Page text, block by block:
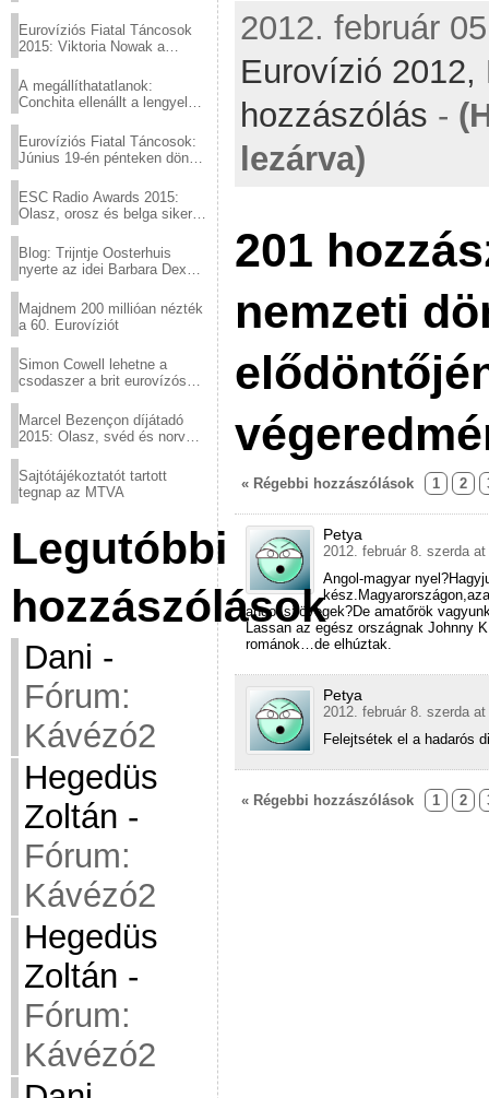
Eurovíziós Fiatal Táncosok
2015: Viktoria Nowak a
A megállíthatatlanok:
Conchita ellenállt a lengyel
Eurovíziós Fiatal Táncosok:
Június 19-én pénteken döntő
ESC Radio Awards 2015:
Olasz, orosz és belga siker,
Blog: Trijntje Oosterhuis
nyerte az idei Barbara Dex
Majdnem 200 millióan nézték
a 60. Eurovíziót
Simon Cowell lehetne a
csodaszer a brit eurovízós
Marcel Bezençon díjátadó
2015: Olasz, svéd és norvég
Sajtótájékoztatót tartott
tegnap az MTVA
Legutóbbi
hozzászólások
Dani -
Fórum:
Kávézó2
Hegedüs
Zoltán -
Fórum:
Kávézó2
Hegedüs
Zoltán -
Fórum:
Kávézó2
2012. február
Eurovízió 2012,
hozzászólás -
lezárva)
201
nemzeti
« Régebbi hozzászólások 1 2
Petya
2012. február 8. szerda at
Angol-magyar
angol szövegek?De amatőrök
Lassan az egész országnak Johnny
románok…de elhúztak.
Petya
2012. február 8. szerda at
Felejtsétek el a hadarós
« Régebbi hozzászólások 1 2